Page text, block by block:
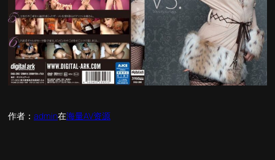
作者： admin在海量AV资源